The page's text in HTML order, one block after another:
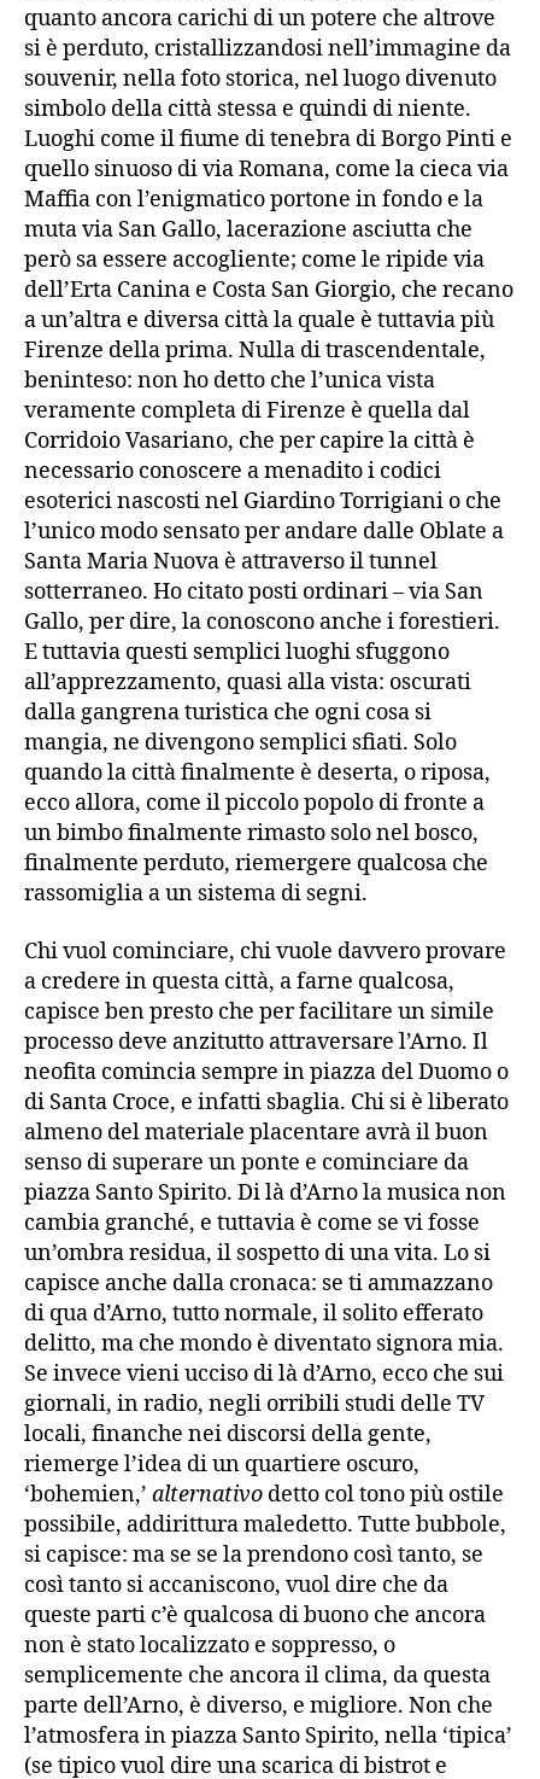
quanto ancora carichi di un potere che altrove
si è perduto, cristallizzandosi nell’immagine da
souvenir, nella foto storica, nel luogo divenuto
simbolo della città stessa e quindi di niente.
Luoghi come il fiume di tenebra di Borgo Pinti e
quello sinuoso di via Romana, come la cieca via
Maffia con l’enigmatico portone in fondo e la
muta via San Gallo, lacerazione asciutta che
però sa essere accogliente; come le ripide via
dell’Erta Canina e Costa San Giorgio, che recano
a un’altra e diversa città la quale è tuttavia più
Firenze della prima. Nulla di trascendentale,
beninteso: non ho detto che l’unica vista
veramente completa di Firenze è quella dal
Corridoio Vasariano, che per capire la città è
necessario conoscere a menadito i codici
esoterici nascosti nel Giardino Torrigiani o che
l’unico modo sensato per andare dalle Oblate a
Santa Maria Nuova è attraverso il tunnel
sotterraneo. Ho citato posti ordinari – via San
Gallo, per dire, la conoscono anche i forestieri.
E tuttavia questi semplici luoghi sfuggono
all’apprezzamento, quasi alla vista: oscurati
dalla gangrena turistica che ogni cosa si
mangia, ne divengono semplici sfiati. Solo
quando la città finalmente è deserta, o riposa,
ecco allora, come il piccolo popolo di fronte a
un bimbo finalmente rimasto solo nel bosco,
finalmente perduto, riemergere qualcosa che
rassomiglia a un sistema di segni.
Chi vuol cominciare, chi vuole davvero provare
a credere in questa città, a farne qualcosa,
capisce ben presto che per facilitare un simile
processo deve anzitutto attraversare l’Arno. Il
neofita comincia sempre in piazza del Duomo o
di Santa Croce, e infatti sbaglia. Chi si è liberato
almeno del materiale placentare avrà il buon
senso di superare un ponte e cominciare da
piazza Santo Spirito. Di là d’Arno la musica non
cambia granché, e tuttavia è come se vi fosse
un’ombra residua, il sospetto di una vita. Lo si
capisce anche dalla cronaca: se ti ammazzano
di qua d’Arno, tutto normale, il solito efferato
delitto, ma che mondo è diventato signora mia.
Se invece vieni ucciso di là d’Arno, ecco che sui
giornali, in radio, negli orribili studi delle TV
locali, finanche nei discorsi della gente,
riemerge l’idea di un quartiere oscuro,
‘bohemien,’ alternativo detto col tono più ostile
possibile, addirittura maledetto. Tutte bubbole,
si capisce: ma se se la prendono così tanto, se
così tanto si accaniscono, vuol dire che da
queste parti c’è qualcosa di buono che ancora
non è stato localizzato e soppresso, o
semplicemente che ancora il clima, da questa
parte dell’Arno, è diverso, e migliore. Non che
l’atmosfera in piazza Santo Spirito, nella ‘tipica’
(se tipico vuol dire una scarica di bistrot e